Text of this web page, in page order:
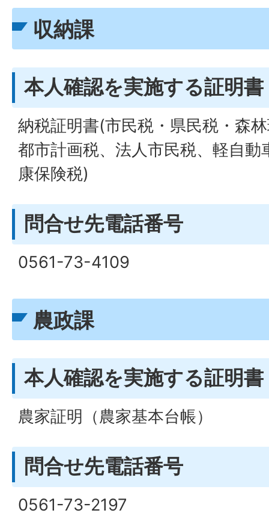
収納課
本人確認を実施する証明書
納税証明書(市民税・県民税・森
都市計画税、法人市民税、軽自動
康保険税)
問合せ先電話番号
0561-73-4109
農政課
本人確認を実施する証明書
農家証明（農家基本台帳）
問合せ先電話番号
0561-73-2197